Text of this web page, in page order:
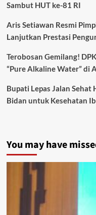
Sambut HUT ke-81 RI
Aris Setiawan Resmi
Lanjutkan Prestasi
Terobosan Gemilang!
“Pure Alkaline Water” di
Bupati Lepas Jalan Sehat
Bidan untuk Kesehatan
You may have